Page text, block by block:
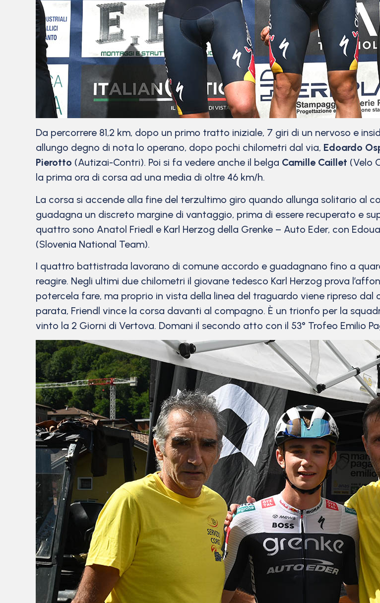
Da percorrere 81,2 km, dopo un primo tratto iniziale, 7 giri di un nervoso e
allungo degno di nota lo operano, dopo pochi chilometri dal via, Edoardo
Pierotto (Autizai-Contri). Poi si fa vedere anche il belga Camille Caillet (Velo
la prima ora di corsa ad una media di oltre 46 km/h.
La corsa si accende alla fine del terzultimo giro quando allunga solitario al
guadagna un discreto margine di vantaggio, prima di essere recuperato e
quattro sono Anatol Friedl e Karl Herzog della Grenke – Auto Eder, con
(Slovenia National Team).
I quattro battistrada lavorano di comune accordo e guadagnano fino a
reagire. Negli ultimi due chilometri il giovane tedesco Karl Herzog prova
potercela fare, ma proprio in vista della linea del traguardo viene ripreso
parata, Friendl vince la corsa davanti al compagno. È un trionfo per la
vinto la 2 Giorni di Vertova. Domani il secondo atto con il 53° Trofeo Emilio